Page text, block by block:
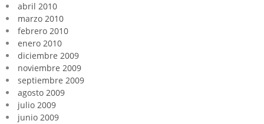
abril 2010
marzo 2010
febrero 2010
enero 2010
diciembre 2009
noviembre 2009
septiembre 2009
agosto 2009
julio 2009
junio 2009